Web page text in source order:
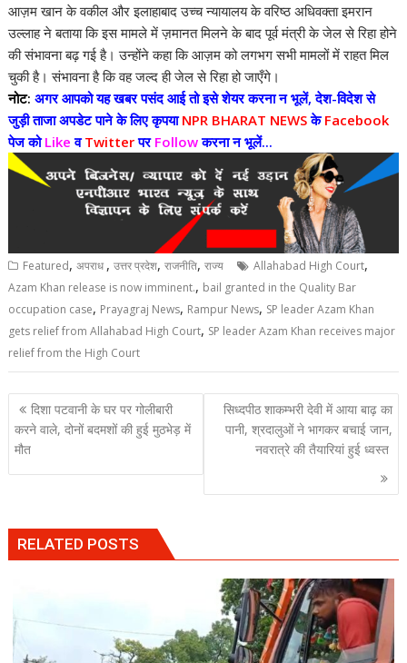
आज़म खान के वकील और इलाहाबाद उच्च न्यायालय के वरिष्ठ अधिवक्ता इमरान
उल्लाह ने बताया कि इस मामले में ज़मानत मिलने के बाद पूर्व मंत्री के जेल से रिहा होने
की संभावना बढ़ गई है। उन्होंने कहा कि आज़म को लगभग सभी मामलों में राहत मिल
चुकी है। संभावना है कि वह जल्द ही जेल से रिहा हो जाएँगे।
नोट: अगर आपको यह खबर पसंद आई तो इसे शेयर करना न भूलें, देश-विदेश से
जुड़ी ताजा अपडेट पाने के लिए कृपयाNPR BHARAT NEWSके Facebook
पेज कोLike वTwitterपर Followकरना न भूलें...
Featured,अपराध ,उत्तर प्रदेश,राजनीति,राज्य Allahabad High Court,
Azam Khan release is now imminent., bail granted in the Quality Bar
occupation case, Prayagraj News, Rampur News, SP leader Azam Khan
gets relief from Allahabad High Court, SP leader Azam Khan receives major
relief from the High Court
Post
navigation
दिशा पटवानी के घर पर गोलीबारी
करने वाले, दोनों बदमशों की हुई मुठभेड़ में
मौत
सिध्दपीठ शाकम्भरी देवी में आया बाढ़ का
पानी, श्रदालुओं ने भागकर बचाई जान,
नवरात्रे की तैयारियां हुई ध्वस्त
RELATED POSTS